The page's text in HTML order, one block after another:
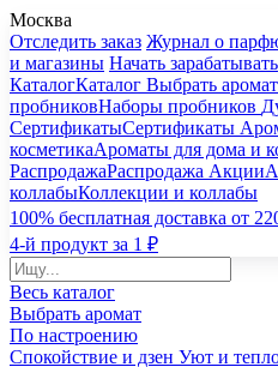
Москва
Отследить заказ Журнал о
и магазины Начать зарабатывать
КаталогКаталог Выбрать аромат
пробниковНаборы пробников
СертификатыСертификаты
косметикаАроматы для дома и
РаспродажаРаспродажа Акции
коллабыКоллекции и коллабы
100% бесплатная доставка от
4-й продукт за 1 ₽
Весь каталог
Выбрать аромат
По настроению
Спокойствие и дзен Уют и